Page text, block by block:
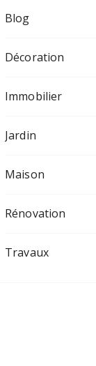
Blog
Décoration
Immobilier
Jardin
Maison
Rénovation
Travaux